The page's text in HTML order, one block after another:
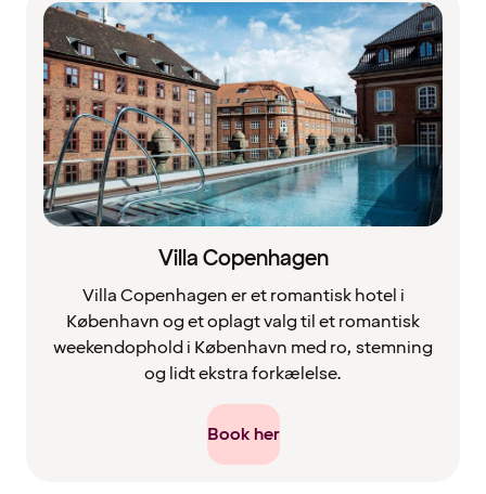
Villa Copenhagen
Villa Copenhagen er et romantisk hotel i
København og et oplagt valg til et romantisk
weekendophold i København med ro, stemning
og lidt ekstra forkælelse.
Book her